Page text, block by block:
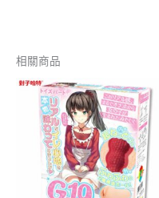
相關商品